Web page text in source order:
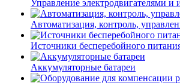
Управление электродвигателями и
Автоматизация, контроль,
Источники бесперебойного
Аккумуляторные батареи